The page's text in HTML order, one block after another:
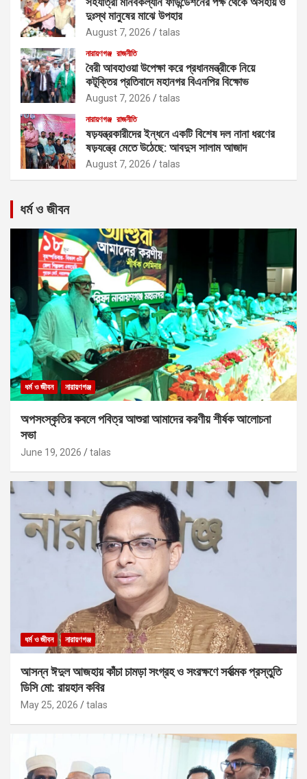
দুঃস্থ মানুষের মাঝে উপহার
August 7, 2026 talas
নারায়ণগঞ্জ রাজনীতি
বৈরী আবহাওয়া উপেক্ষা করে প্রধানমন্ত্রীকে নিয়ে
কটূক্তির প্রতিবাদে মহানগর বিএনপির বিক্ষোভ
August 7, 2026 talas
নারায়ণগঞ্জ রাজনীতি
ষড়যন্ত্রকারীদের ইন্ধনে একটি বিশেষ দল নানা ধরণের
ষড়যন্ত্রে মেতে উঠেছে: আবদুস সালাম আজাদ
August 7, 2026 talas
ধর্ম ও জীবন
ধর্ম ও জীবন নারায়ণগঞ্জ
অপসংস্কৃতির কবলে পবিত্র আশুরা আমাদের করণীয় শীর্ষক আলোচনা
সভা
June 19, 2026 talas
ধর্ম ও জীবন নারায়ণগঞ্জ
আসন্ন ঈদুল আজহায় কাঁচা চামড়া সংগ্রহ ও সংরক্ষণে সর্বাত্মক প্রস্তুতি
ডিসি মো: রায়হান কবির
May 25, 2026 talas